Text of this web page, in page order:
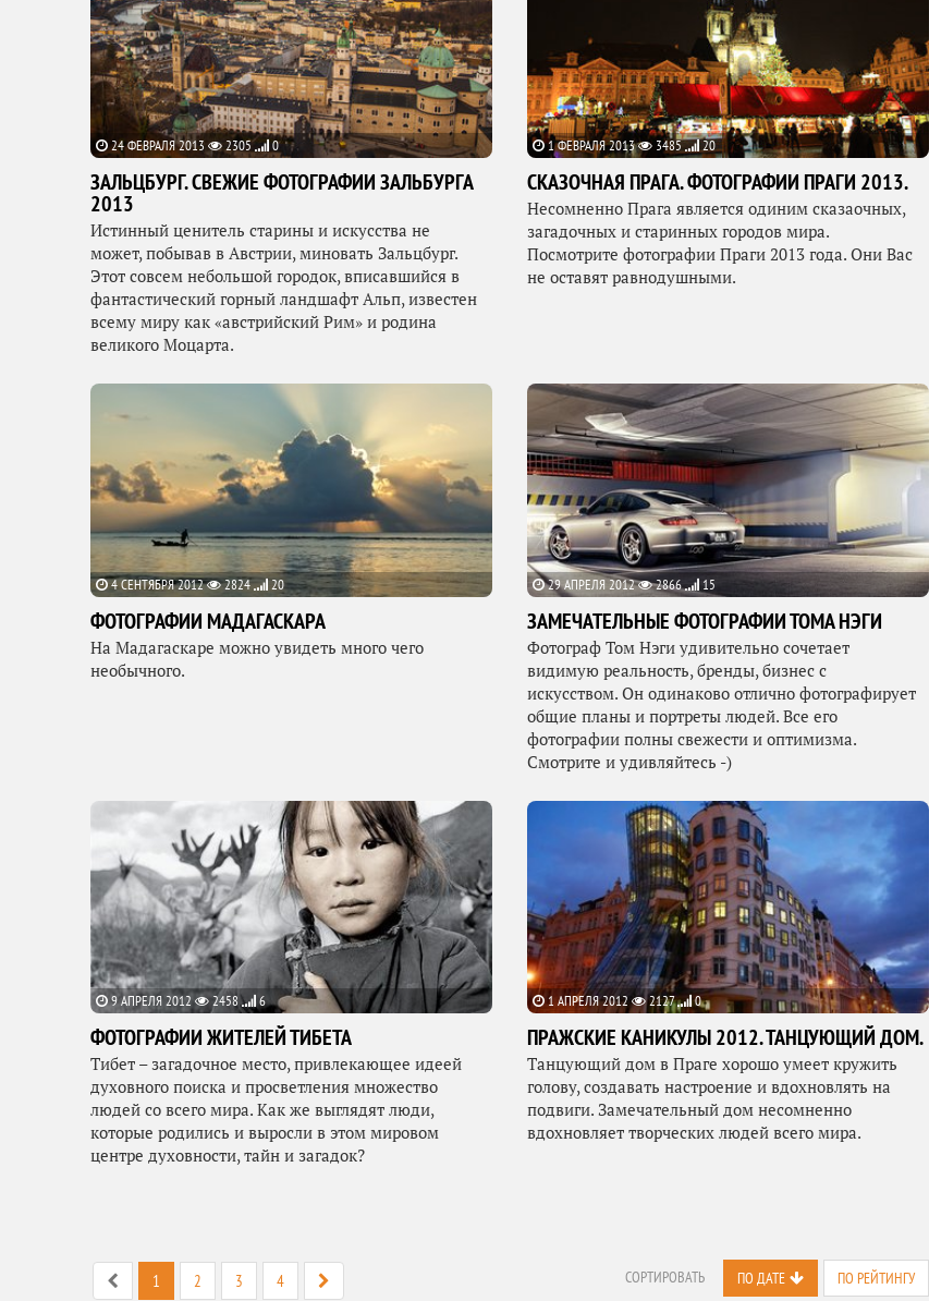
24 ФЕВРАЛЯ 2013 2305 0
ЗАЛЬЦБУРГ. СВЕЖИЕ ФОТОГРАФИИ ЗАЛЬБУРГА
2013
Истинный ценитель старины и искусства не
может, побывав в Австрии, миновать Зальцбург.
Этот совсем небольшой городок, вписавшийся в
фантастический горный ландшафт Альп, известен
всему миру как «австрийский Рим» и родина
великого Моцарта.
1 ФЕВРАЛЯ 2013 3485 20
СКАЗОЧНАЯ ПРАГА. ФОТОГРАФИИ ПРАГИ 2013.
Несомненно Прага является одиним сказаочных,
загадочных и старинных городов мира.
Посмотрите фотографии Праги 2013 года. Они Вас
не оставят равнодушными.
4 СЕНТЯБРЯ 2012 2824 20
ФОТОГРАФИИ МАДАГАСКАРА
На Мадагаскаре можно увидеть много чего
необычного.
29 АПРЕЛЯ 2012 2866 15
ЗАМЕЧАТЕЛЬНЫЕ ФОТОГРАФИИ ТОМА НЭГИ
Фотограф Том Нэги удивительно сочетает
видимую реальность, бренды, бизнес с
искусством. Он одинаково отлично фотографирует
общие планы и портреты людей. Все его
фотографии полны свежести и оптимизма.
Смотрите и удивляйтесь -)
9 АПРЕЛЯ 2012 2458 6
ФОТОГРАФИИ ЖИТЕЛЕЙ ТИБЕТА
Тибет – загадочное место, привлекающее идеей
духовного поиска и просветления множество
людей со всего мира. Как же выглядят люди,
которые родились и выросли в этом мировом
центре духовности, тайн и загадок?
1 АПРЕЛЯ 2012 2127 0
ПРАЖСКИЕ КАНИКУЛЫ 2012. ТАНЦУЮЩИЙ ДОМ.
Танцующий дом в Праге хорошо умеет кружить
голову, создавать настроение и вдохновлять на
подвиги. Замечательный дом несомненно
вдохновляет творческих людей всего мира.
1 2 3 4 СОРТИРОВАТЬ ПО ДАТЕ ПО РЕЙТИНГУ